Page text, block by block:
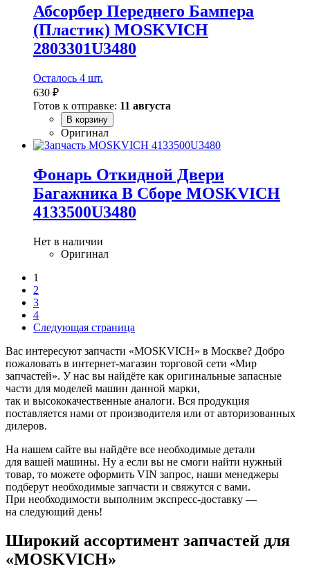
Абсорбер Переднего Бампера
(Пластик) MOSKVICH
2803301U3480
Осталось 4 шт.
630 ₽
Готов к отправке: 11 августа
В корзину
Оригинал
Фонарь Откидной Двери
Багажника В Сборе MOSKVICH
4133500U3480
Нет в наличии
Оригинал
1
2
3
4
Следующая страница
Вас интересуют запчасти «MOSKVICH» в Москве? Добро
пожаловать в интернет-магазин торговой сети «Мир
запчастей». У нас вы найдёте как оригинальные запасные
части для моделей машин данной марки,
так и высококачественные аналоги. Вся продукция
поставляется нами от производителя или от авторизованных
дилеров.
На нашем сайте вы найдёте все необходимые детали
для вашей машины. Ну а если вы не смоги найти нужный
товар, то можете оформить VIN запрос, наши менеджеры
подберут необходимые запчасти и свяжутся с вами.
При необходимости выполним экспресс-доставку —
на следующий день!
Широкий ассортимент запчастей для
«MOSKVICH»